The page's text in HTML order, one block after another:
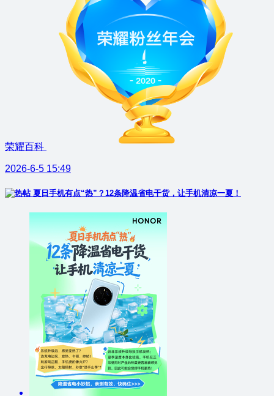
荣耀百科
2026-6-5 15:49
夏日手机有点“热”？12条降温省电干货，让手机清凉一夏！